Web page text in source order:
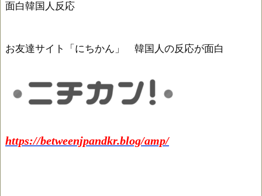
面白韓国人反応
お友達サイト「にちかん」 韓国人の反応が面白
https://betweenjpandkr.blog/amp/